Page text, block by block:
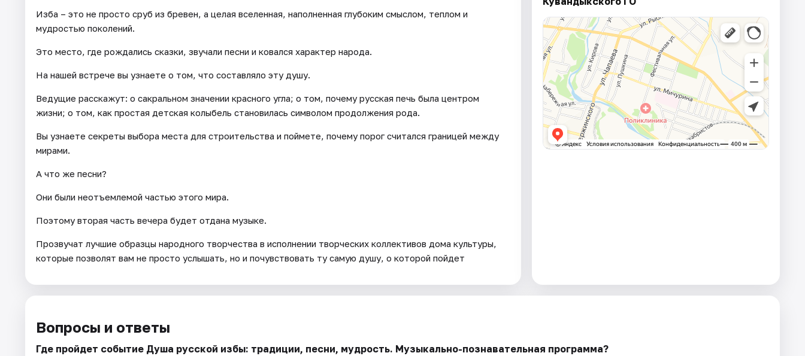
Изба – это не просто сруб из бревен, а целая вселенная, наполненная глубоким смыслом, теплом и
мудростью поколений.
Это место, где рождались сказки, звучали песни и ковался характер народа.
На нашей встрече вы узнаете о том, что составляло эту душу.
Ведущие расскажут: о сакральном значении красного угла; о том, почему русская печь была центром
жизни; о том, как простая детская колыбель становилась символом продолжения рода.
Вы узнаете секреты выбора места для строительства и поймете, почему порог считался границей между
мирами.
А что же песни?
Они были неотъемлемой частью этого мира.
Поэтому вторая часть вечера будет отдана музыке.
Прозвучат лучшие образцы народного творчества в исполнении творческих коллективов дома культуры,
которые позволят вам не просто услышать, но и почувствовать ту самую душу, о которой пойдет
Вопросы и ответы
Где пройдет событие Душа русской избы: традиции, песни, мудрость. Музыкально-познавательная программа?